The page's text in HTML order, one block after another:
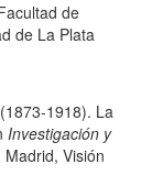
de
de La Plata
1918). La
Investigación y
Visión